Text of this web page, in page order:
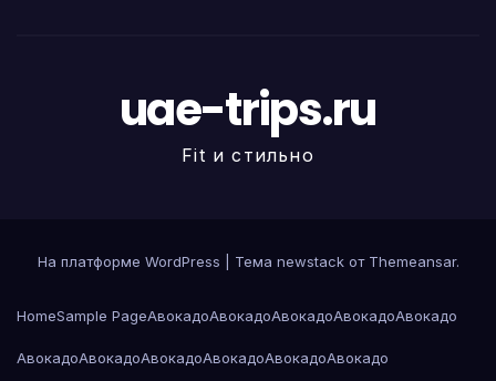
uae-trips.ru
Fit и стильно
На платформе WordPress Тема newstack от Themeansar.
HomeSample PageАвокадоАвокадоАвокадоАвокадоАвокадо
АвокадоАвокадоАвокадоАвокадоАвокадоАвокадо